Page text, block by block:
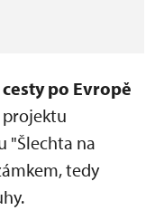
po Evropě
projektu
"Šlechta na
tedy